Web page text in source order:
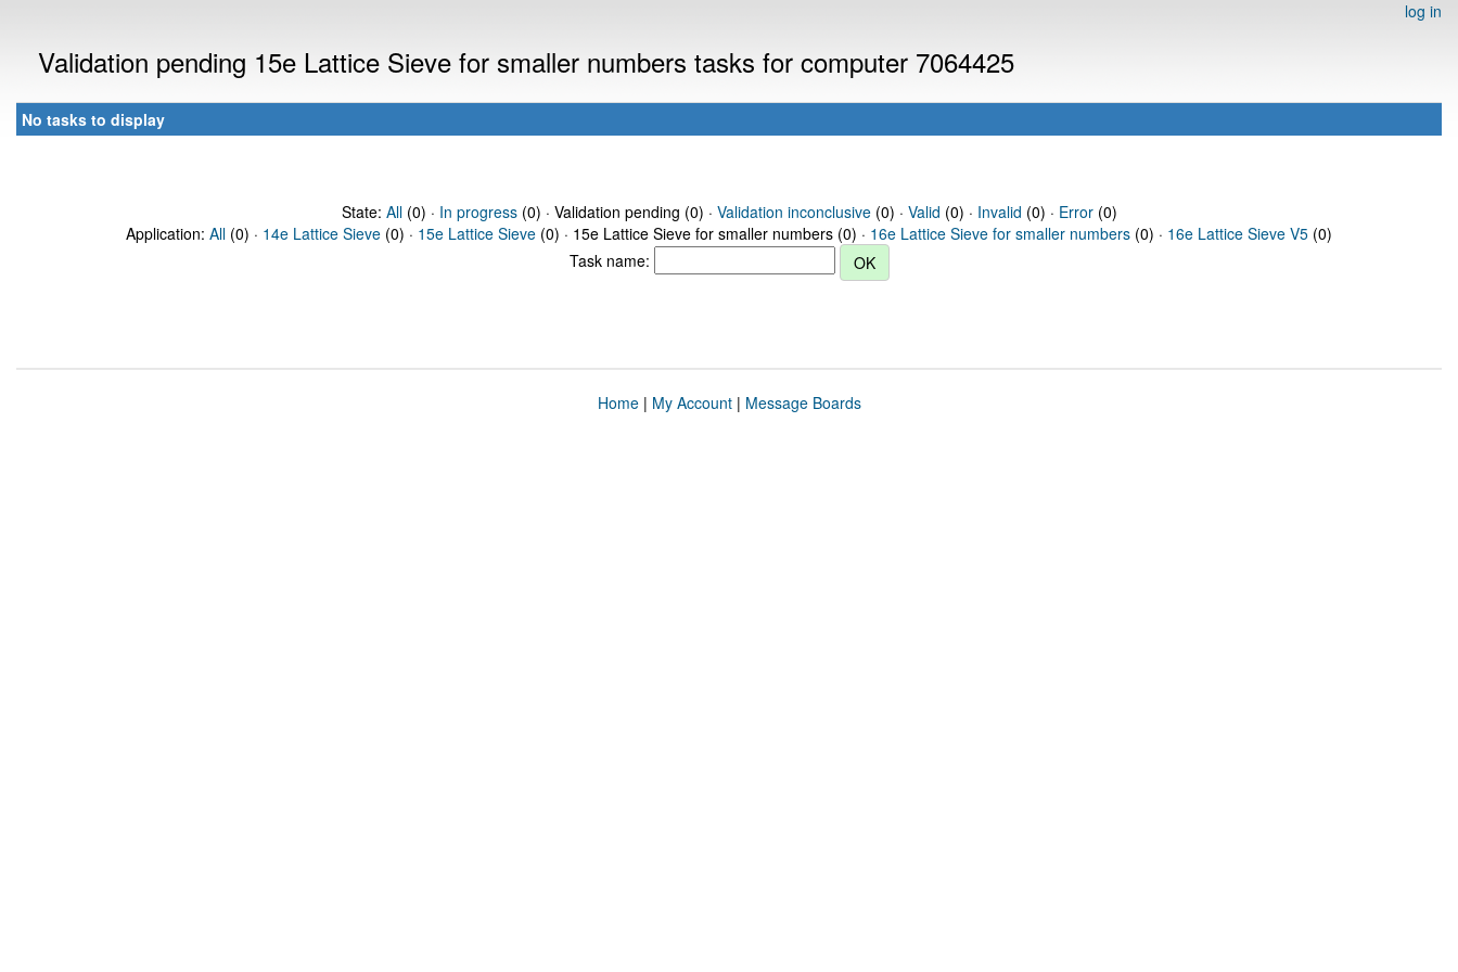
log in
Validation pending 15e Lattice Sieve for smaller numbers tasks for computer 7064425
No tasks to display
State: All(0) · In progress(0) · Validation pending (0) · Validation inconclusive(0) · Valid (0) · Invalid (0) · Error(0)
Application: All (0) · 14e Lattice Sieve (0) · 15e Lattice Sieve (0) · 15e Lattice Sieve for smaller numbers (0) · 16e Lattice Sieve for smaller numbers (0) · 16e Lattice Sieve V5 (0)
Task name:
Home| My Account| Message Boards